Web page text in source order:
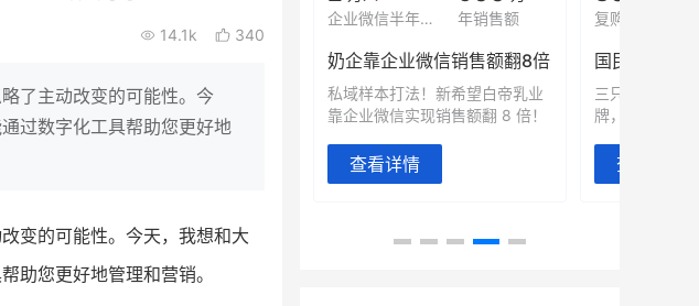
14.1k 340
了主动改变的可能性。今
过数字化工具帮助您更好地
变的可能性。今天，我想和大
助您更好地管理和营销。
回乡种地，撬动2000万生
企业微信半年拉新
年销售额
奶企靠企业微信销售额翻8倍
私域样本打法！新希望白帝乳业
靠企业微信实现销售额翻 8 倍！
复购率
国民品牌副线的私域大
三只松鼠旗下的网红婴儿辅
牌，22天便拿下类目第一